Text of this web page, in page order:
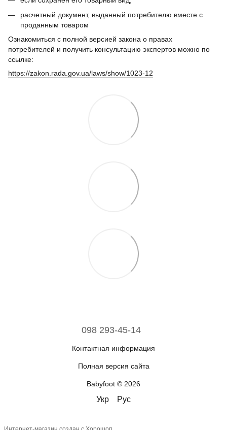
расчетный документ, выданный потребителю вместе с
проданным товаром
Ознакомиться с полной версией закона о правах
потребителей и получить консультацию экспертов можно по
ссылке:
https://zakon.rada.gov.ua/laws/show/1023-12
098 293-45-14
Контактная информация
Полная версия сайта
Babyfoot © 2026
Укр Рус